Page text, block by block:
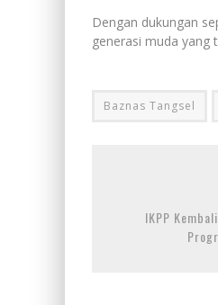
Dengan dukungan
generasi muda yang
Baznas Tangsel
IKPP